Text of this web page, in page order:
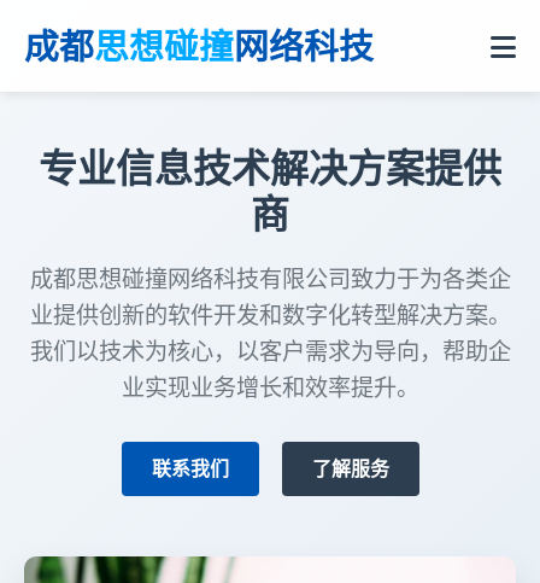
成都思想碰撞网络科技
专业信息技术解决方案提供
商
成都思想碰撞网络科技有限公司致力于为各类企
业提供创新的软件开发和数字化转型解决方案。
我们以技术为核心，以客户需求为导向，帮助企
业实现业务增长和效率提升。
联系我们 了解服务